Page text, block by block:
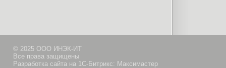
© 2025 ООО ИНЭК-ИТ
Все права защищены
Разработка сайта на 1С-Битрикс: Максимастер